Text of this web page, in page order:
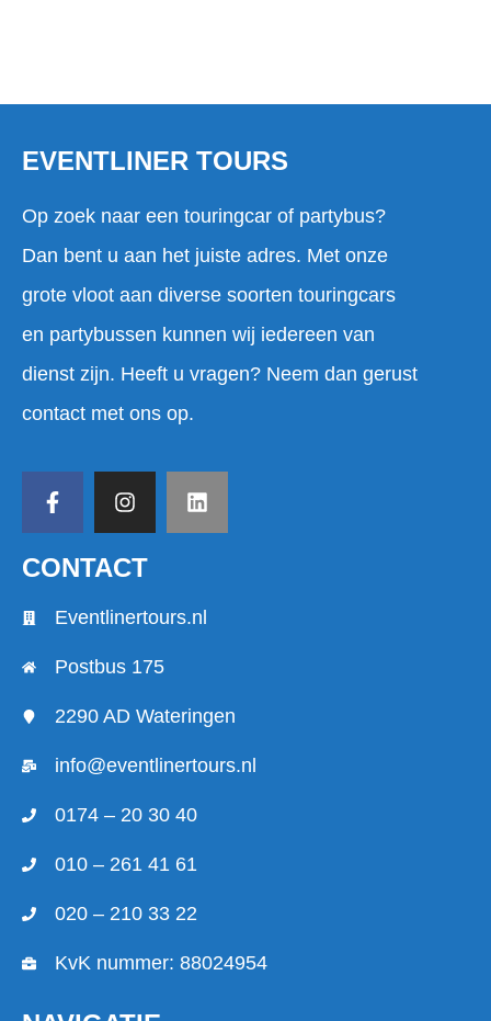
EVENTLINER TOURS
Op zoek naar een touringcar of partybus?
Dan bent u aan het juiste adres. Met onze
grote vloot aan diverse soorten touringcars
en partybussen kunnen wij iedereen van
dienst zijn. Heeft u vragen? Neem dan gerust
contact met ons op.
CONTACT
Eventlinertours.nl
Postbus 175
2290 AD Wateringen
info@eventlinertours.nl
0174 – 20 30 40
010 – 261 41 61
020 – 210 33 22
KvK nummer: 88024954